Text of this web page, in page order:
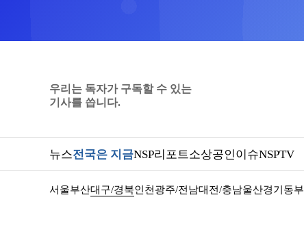
우리는 독자가 구독할 수 있는
기사를 씁니다.
뉴스전국은 지금NSP리포트소상공인이슈NSPTV
서울부산대구/경북인천 광주/전남대전/충남울산경기동부